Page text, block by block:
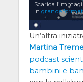
Scarica
in grande
Un’altra
Martina
podcast
bambini e